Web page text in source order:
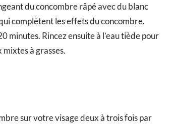
du concombre râpé avec du blanc
complètent les effets du concombre.
minutes. Rincez ensuite à l’eau tiède pour
à grasses.
sur votre visage deux à trois fois par